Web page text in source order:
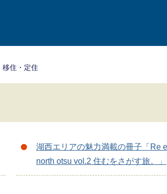
移住・定住
湖西エリアの魅力満載の冊子「Re
north otsu vol.2 住むをさがす旅。」